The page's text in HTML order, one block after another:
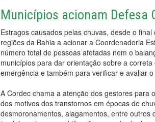
Municípios acionam Defesa
Estragos causados pelas chuvas, desde o
regiões da Bahia a acionar a Coordenadoria
número total de pessoas afetadas nem o
municípios para dar orientação sobre a
emergência e também para verificar e avaliar
A Cordec chama a atenção dos gestores para
dos motivos dos transtornos em épocas de
desmoronamentos, alagamentos, entre